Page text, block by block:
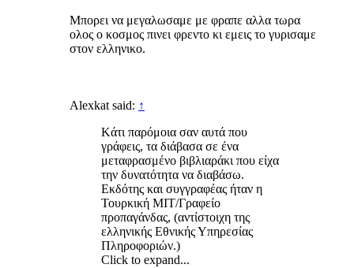
Μπορει να μεγαλωσαμε με φραπε αλλα τωρα
ολος ο κοσμος πινει φρεντο κι εμεις το γυρισαμε
στον ελληνικο.
Alexkat said: ↑
Kάτι παρόμοια σαν αυτά που
γράφεις, τα διάβασα σε ένα
μεταφρασμένο βιβλιαράκι που είχα
την δυνατότητα να διαβάσω.
Εκδότης και συγγραφέας ήταν η
Τουρκική ΜΙΤ/Γραφείο
προπαγάνδας, (αντίστοιχη της
ελληνικής Eθνικής Υπηρεσίας
Πληροφοριών.)
Click to expand...